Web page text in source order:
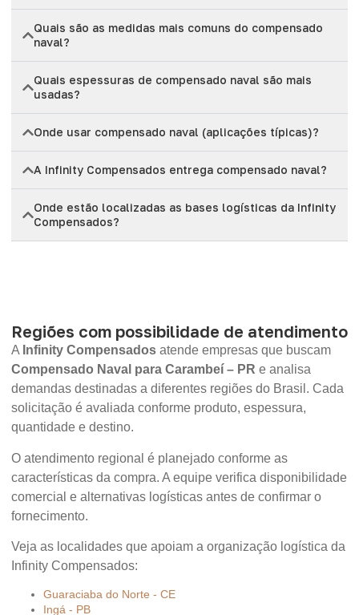
Quais são as medidas mais comuns do compensado
naval?
Quais espessuras de compensado naval são mais
usadas?
Onde usar compensado naval (aplicações típicas)?
A Infinity Compensados entrega compensado naval?
Onde estão localizadas as bases logísticas da Infinity
Compensados?
Regiões com possibilidade de atendimento
A Infinity Compensados atende empresas que buscam
Compensado Naval para Carambeí – PR e analisa
demandas destinadas a diferentes regiões do Brasil. Cada
solicitação é avaliada conforme produto, espessura,
quantidade e destino.
O atendimento regional é planejado conforme as
características da compra. A equipe verifica disponibilidade
comercial e alternativas logísticas antes de confirmar o
fornecimento.
Veja as localidades que apoiam a organização logística da
Infinity Compensados:
Guaraciaba do Norte - CE
Ingá - PB